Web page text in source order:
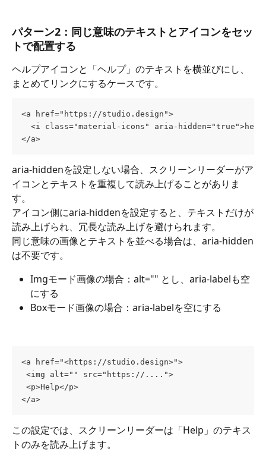
パターン2：同じ意味のテキストとアイコンをセッ
トで配置する
ヘルプアイコンと「ヘルプ」のテキストを横並びにし、
まとめてリンクにするケースです。
<a href="https://studio.design">
<i class="material-icons" aria-
</a>
aria-hiddenを設定しない場合、スクリーンリーダーがア
イコンとテキストを重複して読み上げることがありま
す。
アイコン側にaria-hiddenを設定すると、テキストだけが
読み上げられ、冗長な読み上げを避けられます。
同じ意味の画像とテキストを並べる場合は、aria-hidden
は不要です。
Imgモード画像の場合：alt="" とし、aria-labelも空
にする
Boxモード画像の場合：aria-labelを空にする
<a href="<https://studio.design>">
<img alt="" src="https://....">
<p>Help</p>
</a>
この設定では、スクリーンリーダーは「Help」のテキス
トのみを読み上げます。